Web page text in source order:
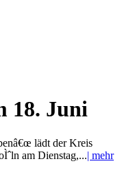
18. Juni
lädt der Kreis
am Dienstag,...| mehr